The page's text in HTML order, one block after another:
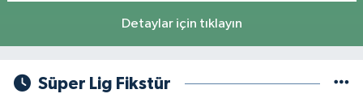
Detaylar için tıklayın
Süper Lig Fikstür